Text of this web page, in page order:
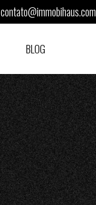
contato@immobihaus.com
BLOG